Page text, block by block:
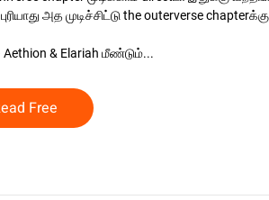
புரியாது அத முடிச்சிட்டு the outerverse
Aethion & Elariah மீண்டும்...
Free